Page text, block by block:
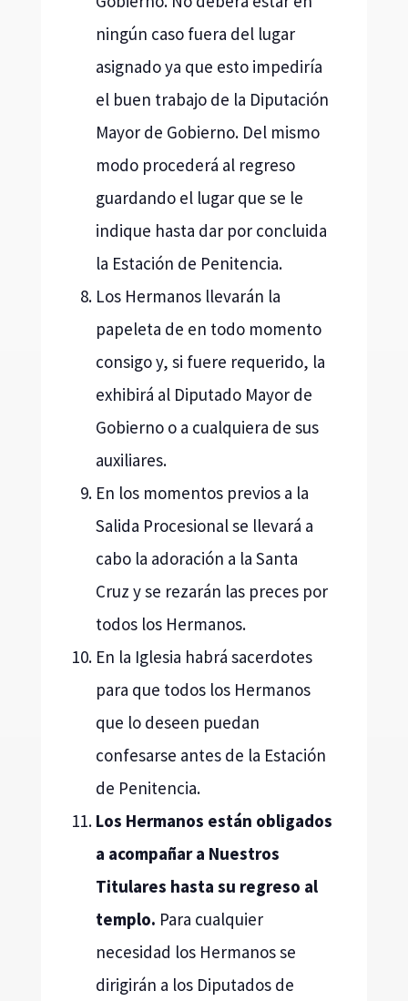
ningún caso fuera del lugar
asignado ya que esto impediría
el buen trabajo de la Diputación
Mayor de Gobierno. Del mismo
modo procederá al regreso
guardando el lugar que se le
indique hasta dar por concluida
la Estación de Penitencia.
Los Hermanos llevarán la
papeleta de en todo momento
consigo y, si fuere requerido, la
exhibirá al Diputado Mayor de
Gobierno o a cualquiera de sus
auxiliares.
En los momentos previos a la
Salida Procesional se llevará a
cabo la adoración a la Santa
Cruz y se rezarán las preces por
todos los Hermanos.
En la Iglesia habrá sacerdotes
para que todos los Hermanos
que lo deseen puedan
confesarse antes de la Estación
de Penitencia.
Los Hermanos están obligados
a acompañar a Nuestros
Titulares hasta su regreso al
templo. Para cualquier
necesidad los Hermanos se
dirigirán a los Diputados de